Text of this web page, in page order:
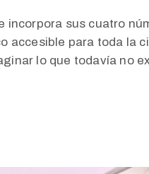
incorpora sus cuatro
accesible para toda la
lo que todavía no